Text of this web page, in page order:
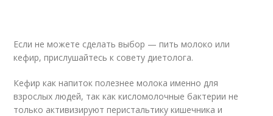
Если не можете сделать выбор — пить молоко или
кефир, прислушайтесь к совету диетолога.
Кефир как напиток полезнее молока именно для
взрослых людей, так как кисломолочные бактерии не
только активизируют перистальтику кишечника и